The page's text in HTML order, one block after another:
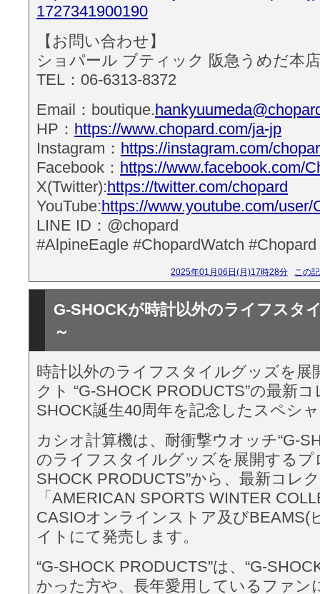
1727341900190
【お問い合わせ】
ショパール ブティック 阪急うめだ本店
TEL：06-6313-8372
Email：boutique.
HP： https://www.chopard.com/ja-jp
Instagram： https://instagram.com/
Facebook： https://www.facebook.com/
X(Twitter):https://twitter.com/chopard
YouTube:https://www.youtube.com/user/
LINE ID：@chopard
#AlpineEagle #ChopardWatch #Chopard
2025年01月06日(月)17時28分 この
G-SHOCKが時計以外のライフスタ
～
時計以外のライフスタイルグッズを展
クト “G-SHOCK PRODUCTS”の最新
SHOCK誕生40周年を記念したスペシ
カシオ計算機は、耐衝撃ウオッチ“G-
のライフスタイルグッズを展開するプ
SHOCK PRODUCTS”から、最新コレ
「AMERICAN SPORTS WINTER
CASIOオンラインストア及びBEAMS(
イトにて発売します。
“G-SHOCK PRODUCTS”は、“G-
かった方や、長年愛用しているファン